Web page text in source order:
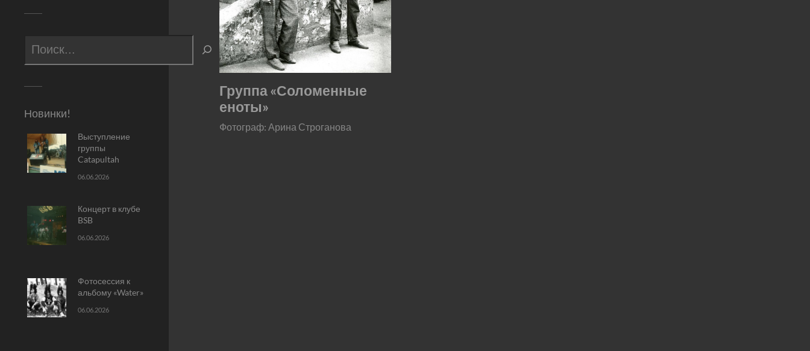
Новинки!
Выступление
группы
Catapultah
06.06.2026
Концерт в клубе
BSB
06.06.2026
Фотосессия к
альбому «Water»
06.06.2026
Группа «Соломенные
еноты»
Фотограф: Арина Строганова